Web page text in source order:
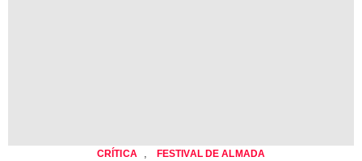
CRÍTICA FESTIVAL DE ALMADA